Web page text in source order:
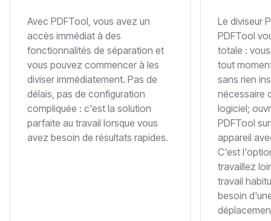
Avec PDFTool, vous avez un
accès immédiat à des
fonctionnalités de séparation et
vous pouvez commencer à les
diviser immédiatement. Pas de
délais, pas de configuration
compliquée : c'est la solution
parfaite au travail lorsque vous
avez besoin de résultats rapides.
Le diviseur
PDFTool
totale :
tout
sans rien
nécessaire
logiciel;
PDFTool
appareil
C'est
travaillez
travail
besoin